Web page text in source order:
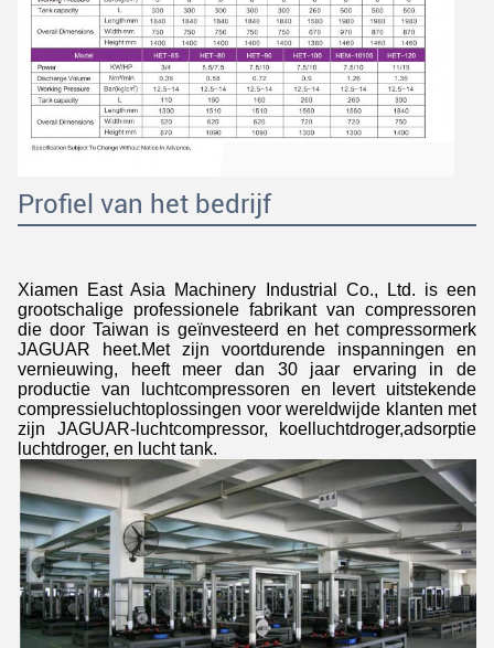
Profiel van het bedrijf
Xiamen East Asia Machinery Industrial Co., Ltd. is een
grootschalige professionele fabrikant van compressoren
die door Taiwan is geïnvesteerd en het compressormerk
JAGUAR heet.Met zijn voortdurende inspanningen en
vernieuwing, heeft meer dan 30 jaar ervaring in de
productie van luchtcompressoren en levert uitstekende
compressieluchtoplossingen voor wereldwijde klanten met
zijn JAGUAR-luchtcompressor, koelluchtdroger,adsorptie
luchtdroger, en lucht tank.